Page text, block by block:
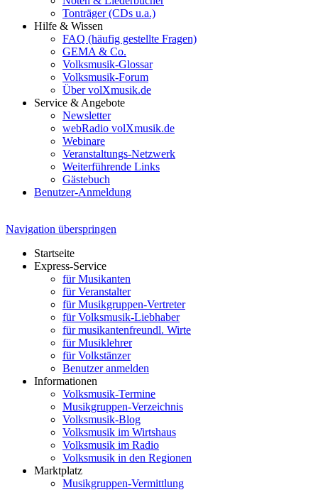
Tonträger (CDs u.a.)
Hilfe & Wissen
FAQ (häufig gestellte Fragen)
GEMA & Co.
Volksmusik-Glossar
Volksmusik-Forum
Über volXmusik.de
Service & Angebote
Newsletter
webRadio volXmusik.de
Webinare
Veranstaltungs-Netzwerk
Weiterführende Links
Gästebuch
Benutzer-Anmeldung
Navigation überspringen
Startseite
Express-Service
für Musikanten
für Veranstalter
für Musikgruppen-Vertreter
für Volksmusik-Liebhaber
für musikantenfreundl. Wirte
für Musiklehrer
für Volkstänzer
Benutzer anmelden
Informationen
Volksmusik-Termine
Musikgruppen-Verzeichnis
Volksmusik-Blog
Volksmusik im Wirtshaus
Volksmusik im Radio
Volksmusik in den Regionen
Marktplatz
Musikgruppen-Vermittlung